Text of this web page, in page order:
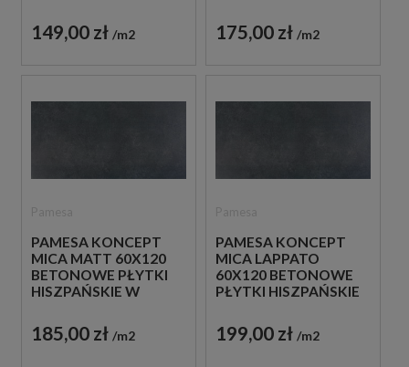
GRAFITU
149,00 zł m2 175,00 zł m2
PAMESA KONCEPT
MICA MATT 60X120
BETONOWE PŁYTKI
HISZPAŃSKIE W
MATOWYM ODCIENIU
185,00 zł m2
PAMESA KONCEPT
MICA LAPPATO
60X120 BETONOWE
PŁYTKI HISZPAŃSKIE
ODCIENIU
199,00 zł m2